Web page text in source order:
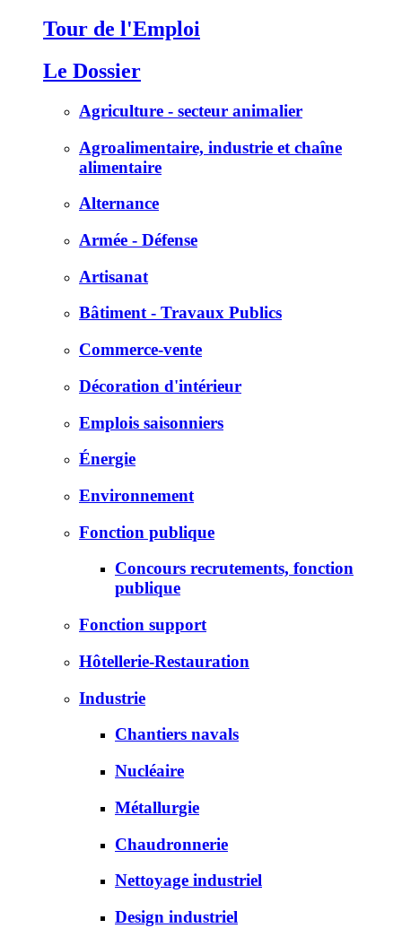
Tour de l'Emploi
Le Dossier
Agriculture - secteur animalier
Agroalimentaire, industrie et chaîne
alimentaire
Alternance
Armée - Défense
Artisanat
Bâtiment - Travaux Publics
Commerce-vente
Décoration d'intérieur
Emplois saisonniers
Énergie
Environnement
Fonction publique
Concours recrutements, fonction
publique
Fonction support
Hôtellerie-Restauration
Industrie
Chantiers navals
Nucléaire
Métallurgie
Chaudronnerie
Nettoyage industriel
Design industriel